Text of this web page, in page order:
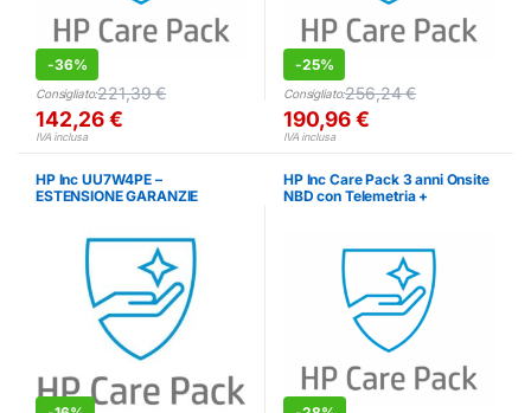
-36%
Consigliato:221,39€
142,26€
IVA inclusa
-25%
Consigliato:256,24€
190,96€
IVA inclusa
HP Inc UU7W4PE –
ESTENSIONE GARANZIE
HP Inc Care Pack 3 anni Onsite
NBD con Telemetria +
ESTENSIONE GARANZIE